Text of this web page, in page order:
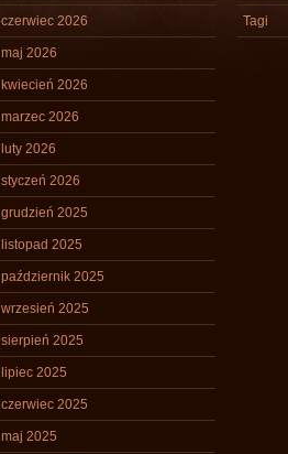
czerwiec 2026
maj 2026
kwiecień 2026
marzec 2026
luty 2026
styczeń 2026
grudzień 2025
listopad 2025
październik 2025
wrzesień 2025
sierpień 2025
lipiec 2025
czerwiec 2025
maj 2025
Tagi